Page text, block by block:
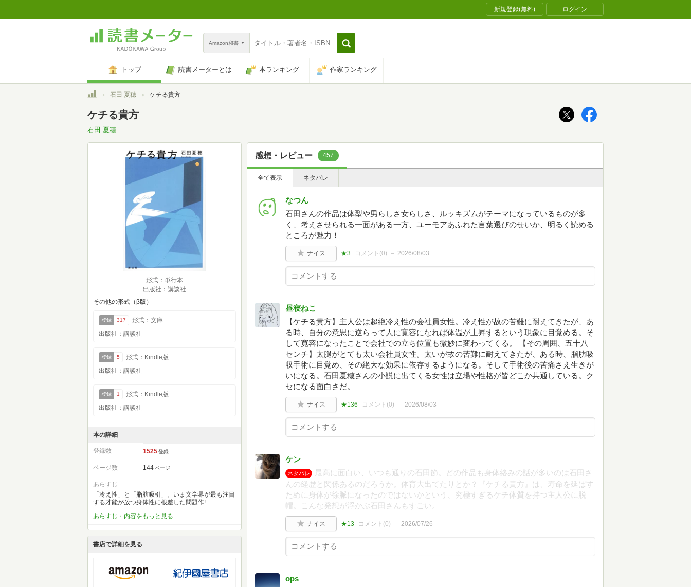
新規登録(無料) ログイン
Amazon和書
トップ 読書メーターとは 本ランキング 作家ランキング
トップ石田 夏穂 ケチる貴方
ケチる貴方
石田 夏穂
形式：単行本
出版社：講談社
その他の形式（β版）
登録 317
形式：文庫
出版社：講談社
登録 5
形式：Kindle版
出版社：講談社
登録 1
形式：Kindle版
出版社：講談社
本の詳細
登録数 1525 登録
ページ数 144 ページ
あらすじ
「冷え性」と「脂肪吸引」。いま文学界が最も注目
する才能が放つ身体性に根差した問題作!
あらすじ・内容をもっと見る
書店で詳細を見る
感想・レビュー 457
全て表示 ネタバレ
なつん
石田さんの作品は体型や男らしさ女らしさ、ルッキズムがテーマになっているものが多
く、考えさせられる一面がある一方、ユーモアあふれた言葉選びのせいか、明るく読める
ところが魅力！
ナイス ★3 コメント(0) 2026/08/03
昼寝ねこ
【ケチる貴方】主人公は超絶冷え性の会社員女性。冷え性が故の苦難に耐えてきたが、あ
る時、自分の意思に逆らって人に寛容になれば体温が上昇するという現象に目覚める。そ
して寛容になったことで会社での立ち位置も微妙に変わってくる。 【その周囲、五十八
センチ】太腿がとても太い会社員女性。太いが故の苦難に耐えてきたが、ある時、脂肪吸
収手術に目覚め、その絶大な効果に依存するようになる。そして手術後の苦痛さえ生きが
いになる。石田夏穂さんの小説に出てくる女性は立場や性格が皆どこか共通している。ク
セになる面白さだ。
ナイス ★136 コメント(0) 2026/08/03
ケン
ネタバレ
最高に面白い、いつも通りの石田節。どの作品も身体絡みの話が多いのは石田さ
んの経歴と関係あるのだろうか。体育大出てたりとか？『ケチる貴方』は、寿命を延ばす
ために身体が徐脈になったのではないかという、究極すぎるケチ体質を持つ主人公に脱
帽。こんな発想が浮かぶ石田さんもすごい。
ナイス ★13 コメント(0) 2026/07/26
ops